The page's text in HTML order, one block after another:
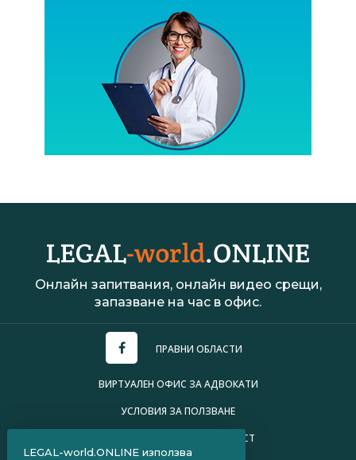
Онлайн запитвания, онлайн видео срещи,
запазване на час в офис.
ПРАВНИ ОБЛАСТИ
ВИРТУАЛЕН ОФИС ЗА АДВОКАТИ
УСЛОВИЯ ЗА ПОЛЗВАНЕ
ПОЛИТИКА ЗА ПОВЕРИТЕЛНОСТ
LEGAL-world.ONLINE използва